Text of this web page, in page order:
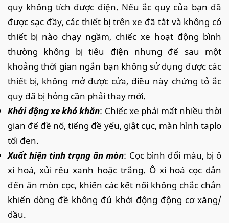
quy không tích được điện. Nếu ắc quy của bạn đã
được sạc đầy, các thiết bị trên xe đã tắt và không có
thiết bị nào chạy ngầm, chiếc xe hoạt động bình
thường không bị tiêu điện nhưng để sau một
khoảng thời gian ngắn bạn không sử dụng được các
thiết bị, không mở được cửa, điều này chứng tỏ ắc
quy đã bị hỏng cần phải thay mới.
Khởi động xe khó khăn: Chiếc xe phải mất nhiều thời
gian để đề nổ, tiếng đề yếu, giật cục, màn hình taplo
tối đen.
Xuất hiện tình trạng ăn mòn: Cọc bình đổi màu, bị ô
xi hoá, xủi rêu xanh hoặc trắng. Ô xi hoá cọc dẫn
đến ăn mòn cọc, khiến các kết nối không chắc chắn
khiến dòng đề không đủ khởi động động cơ xăng/
dầu.